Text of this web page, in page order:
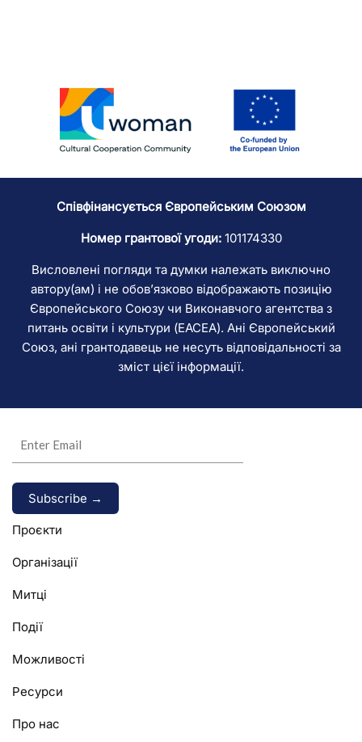
Співфінансується Європейським Союзом
Номер грантової угоди:101174330
Висловлені погляди та думки належать виключно
автору(ам) і не обов’язково відображають позицію
Європейського Союзу чи Виконавчого агентства з
питань освіти і культури (EACEA). Ані Європейський
Союз, ані грантодавець не несуть відповідальності за
зміст цієї інформації.
Alternative:
Проєкти
Організації
Митці
Події
Можливості
Ресурси
Про нас